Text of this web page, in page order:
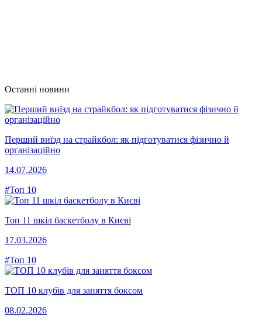
Останні новини
Перший виїзд на страйкбол: як підготуватися фізично й
організаційно
14.07.2026
#Топ 10
Топ 11 шкіл баскетболу в Києві
17.03.2026
#Топ 10
ТОП 10 клубів для заняття боксом
08.02.2026